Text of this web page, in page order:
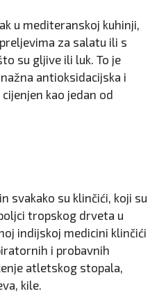
u mediteranskoj kuhinji,
za salatu ili s
su gljive ili luk. To je
antioksidacijska i
kao jedan od
svakako su klinčići, koji su
tropskog drveta u
indijskoj medicini klinčići
i probavnih
atletskog stopala,
kile.